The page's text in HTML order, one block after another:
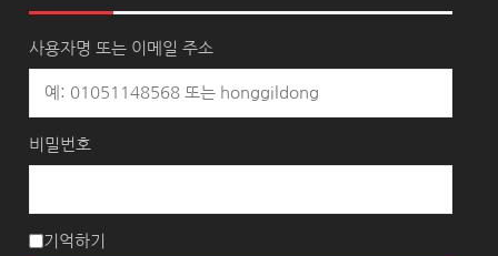
사용자명 또는 이메일 주소
비밀번호
기억하기